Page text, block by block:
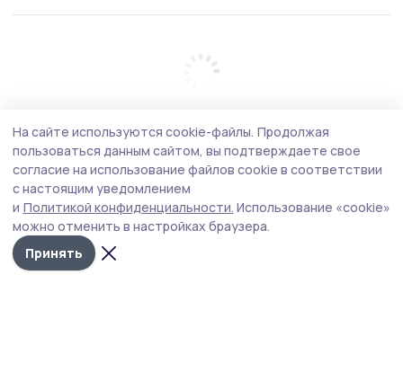
На сайте используются cookie-файлы. Продолжая
пользоваться данным сайтом, вы подтверждаете свое
согласие на использование файлов cookie в соответствии
с настоящим уведомлением
и Политикой конфиденциальности. Использование «cookie»
можно отменить в настройках браузера.
Принять